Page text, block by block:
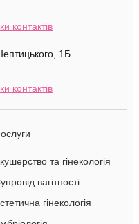
та гінекологія
вагітності
гінекологія
контактів
1Б
контактів